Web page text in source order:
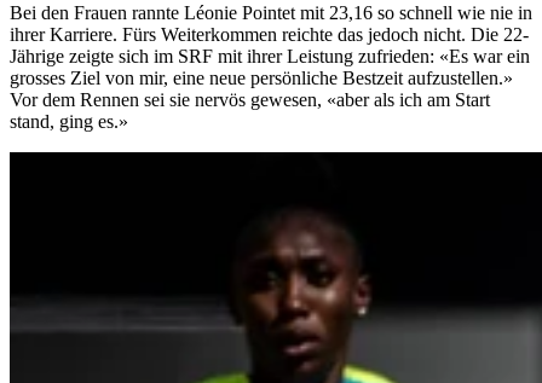
Bei den Frauen rannte Léonie Pointet mit 23,16 so schnell wie nie in
ihrer Karriere. Fürs Weiterkommen reichte das jedoch nicht. Die 22-
Jährige zeigte sich im SRF mit ihrer Leistung zufrieden: «Es war ein
grosses Ziel von mir, eine neue persönliche Bestzeit aufzustellen.»
Vor dem Rennen sei sie nervös gewesen, «aber als ich am Start
stand, ging es.»